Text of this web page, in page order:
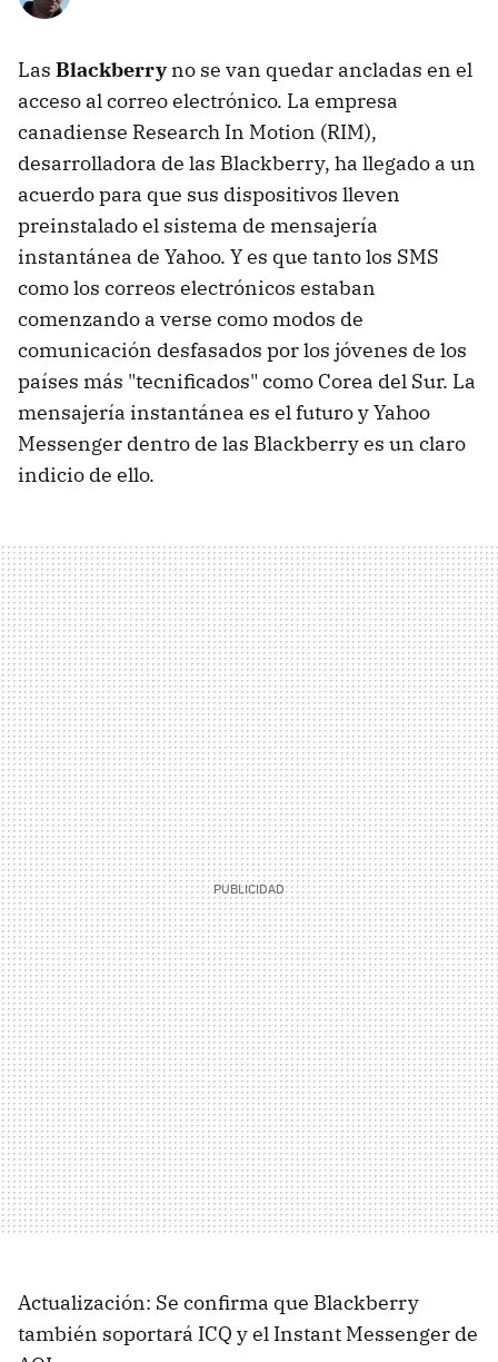
Las Blackberryno se van quedar ancladas en el
acceso al correo electrónico. La empresa
canadiense Research In Motion (RIM),
desarrolladora de las Blackberry, ha llegado a un
acuerdo para que sus dispositivos lleven
preinstalado el sistema de mensajería
instantánea de Yahoo. Y es que tanto los SMS
como los correos electrónicos estaban
comenzando a verse como modos de
comunicación desfasados por los jóvenes de los
países más "tecnificados" como Corea del Sur. La
mensajería instantánea es el futuro y Yahoo
Messenger dentro de las Blackberry es un claro
indicio de ello.
Actualización: Se confirma que Blackberry
también soportará ICQ y el Instant Messenger de